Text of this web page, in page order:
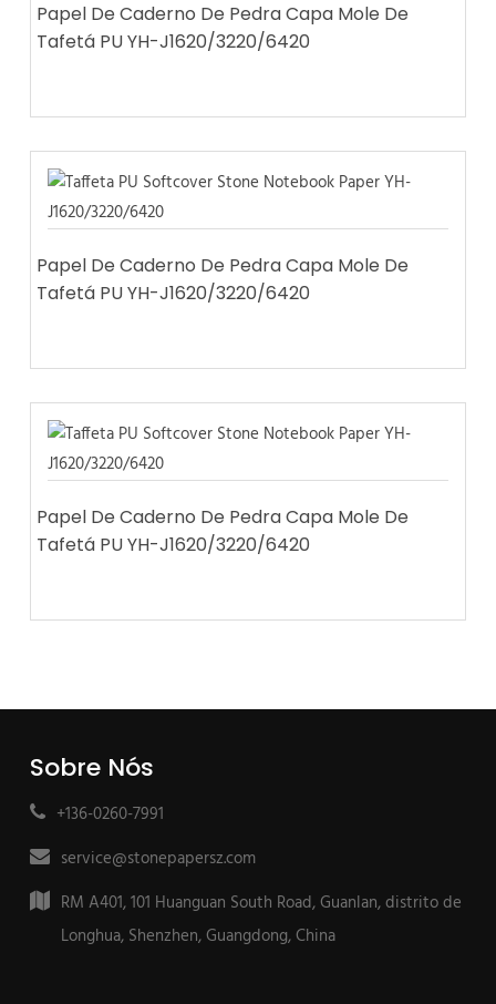
Papel De Caderno De Pedra Capa Mole De
Tafetá PU YH-J1620/3220/6420
Papel De Caderno De Pedra Capa Mole De
Tafetá PU YH-J1620/3220/6420
Papel De Caderno De Pedra Capa Mole De
Tafetá PU YH-J1620/3220/6420
Sobre Nós
+136-0260-7991
service@stonepapersz.com
RM A401, 101 Huanguan South Road, Guanlan, distrito de
Longhua, Shenzhen, Guangdong, China